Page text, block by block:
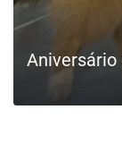
Aniversário